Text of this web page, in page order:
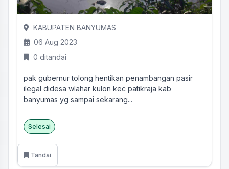
KABUPATEN BANYUMAS
06 Aug 2023
0 ditandai
pak gubernur tolong hentikan penambangan pasir
ilegal didesa wlahar kulon kec patikraja kab
banyumas yg sampai sekarang...
Selesai
Tandai